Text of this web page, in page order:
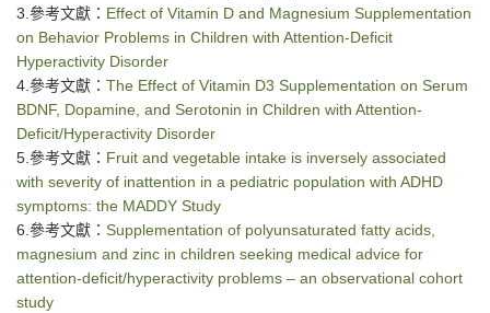
3.參考文獻： Effect of Vitamin D and Magnesium Supplementation
on Behavior Problems in Children with Attention-Deficit
Hyperactivity Disorder
4.參考文獻： The Effect of Vitamin D3 Supplementation on Serum
BDNF, Dopamine, and Serotonin in Children with Attention-
Deficit/Hyperactivity Disorder
5.參考文獻： Fruit and vegetable intake is inversely associated
with severity of inattention in a pediatric population with ADHD
symptoms: the MADDY Study
6.參考文獻： Supplementation of polyunsaturated fatty acids,
magnesium and zinc in children seeking medical advice for
attention-deficit/hyperactivity problems – an observational cohort
study